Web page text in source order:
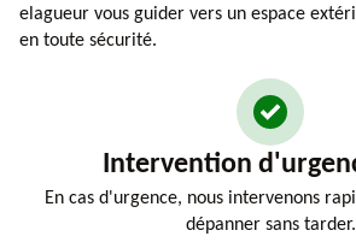
elagueur vous guider vers un espace
en toute sécurité.
Intervention
En cas d'urgence, nous intervenons
dépanner sans tarder.